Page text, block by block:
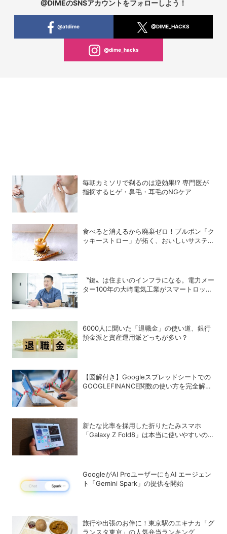
@DIMEのSNSアカウントをフォローしよう！
@atdime @DIME_HACKS
@dime_hacks
毎朝カミソリで剃るのは逆効果!? 専門医が
指摘するヒゲ・鼻毛・耳毛のNGケア
食べると消えるから廃棄ゼロ！ブルボン「ク
ッキーストロー」が拓く、おいしいサステナ
〝鍵〟は住まいのインフラになる。電力メー
ター100年の大崎電気工業がスマートロック
6000人に聞いた「退職金」の使い道、銀行
預金派と資産運用派どっちが多い？
【図解付き】Googleスプレッドシートでの
GOOGLEFINANCE関数の使い方を完全解
新たな比率を採用した折りたたみスマホ
「Galaxy Z Fold8」は本当に使いやすいの
GoogleがAI ProユーザーにもAI エージェン
ト「Gemini Spark」の提供を開始
旅行や出張のお伴に！東京駅のエキナカ「グ
ランスタ東京」の人気弁当ランキング